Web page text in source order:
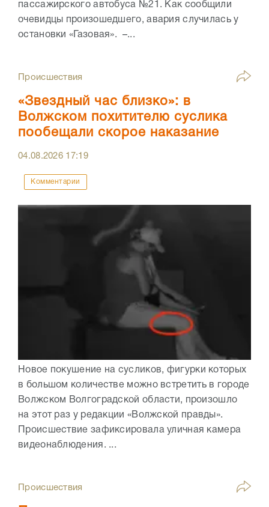
пассажирского автобуса №21. Как сообщили
очевидцы произошедшего, авария случилась у
остановки «Газовая». –...
Происшествия
«Звездный час близко»: в
Волжском похитителю суслика
пообещали скорое наказание
04.08.2026 17:19
Комментарии
Новое покушение на сусликов, фигурки которых
в большом количестве можно встретить в городе
Волжском Волгоградской области, произошло
на этот раз у редакции «Волжской правды».
Происшествие зафиксировала уличная камера
видеонаблюдения. ...
Происшествия